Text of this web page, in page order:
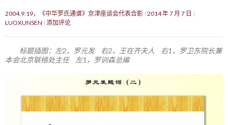
2004.9.19，《中华罗氏通谱》京津座谈会代表合影 2014 年 7 月 7 日
LUOXUNSEN 添加评论
标题插图：左2，罗元发 右2，王在齐夫人 右1，罗卫东院长兼
本会北京联络处主任 左1，罗训森总编